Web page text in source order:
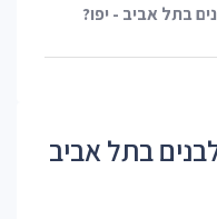
בתל אביב - יפו?
בתל אביב